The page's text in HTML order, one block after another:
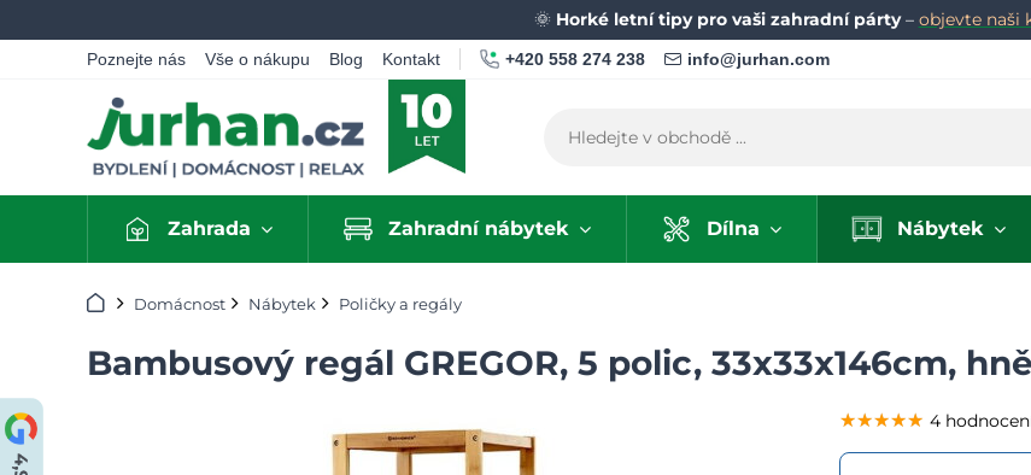
🌞 Horké letní tipy pro vaši zahradní párty– objevte naši
Poznejte nás Vše o nákupu Blog Kontakt +420 558 274 238 info@jurhan.com
Zahrada Zahradní nábytek Dílna Nábytek
Úvod Domácnost Nábytek Poličky a regály
Bambusový regál GREGOR, 5 polic, 33x33x146cm,
★★★★★
★★★★★
★★★★★ 4